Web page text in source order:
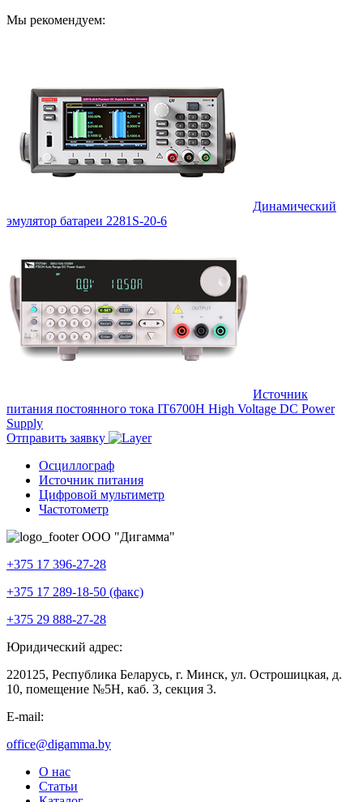
Мы рекомендуем:
Динамический
эмулятор батареи 2281S-20-6
Источник
питания постоянного тока IT6700H High Voltage DC Power
Supply
Отправить заявку
Осциллограф
Источник питания
Цифровой мультиметр
Частотометр
ООО "Дигамма"
+375 17 396-27-28
+375 17 289-18-50 (факс)
+375 29 888-27-28
Юридический адрес:
220125, Республика Беларусь, г. Минск, ул. Острошицкая, д.
10, помещение №5Н, каб. 3, секция 3.
E-mail:
office@digamma.by
О нас
Статьи